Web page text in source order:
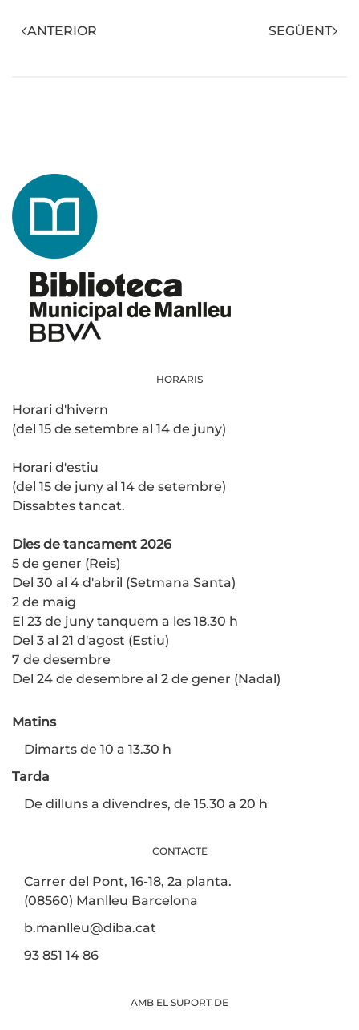
ANTERIOR SEGÜENT
HORARIS
Horari d'hivern
(del 15 de setembre al 14 de juny)
Horari d'estiu
(del 15 de juny al 14 de setembre)
Dissabtes tancat.
Dies de tancament 2026
5 de gener (Reis)
Del 30 al 4 d'abril (Setmana Santa)
2 de maig
El 23 de juny tanquem a les 18.30 h
Del 3 al 21 d'agost (Estiu)
7 de desembre
Del 24 de desembre al 2 de gener (Nadal)
Matins
Dimarts de 10 a 13.30 h
Tarda
De dilluns a divendres, de 15.30 a 20 h
CONTACTE
Carrer del Pont, 16-18, 2a planta.
(08560) Manlleu Barcelona
b.manlleu@diba.cat
93 851 14 86
AMB EL SUPORT DE